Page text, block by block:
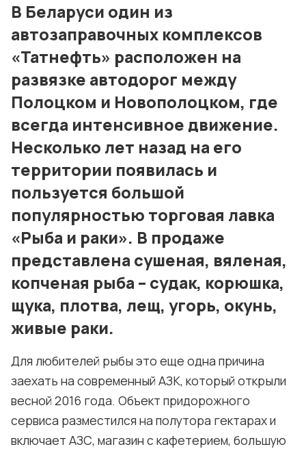
Видео
Условия использования материалов
Политика конфиденциальности и cookie
В Беларуси один из
автозаправочных комплексов
«Татнефть» расположен на
развязке автодорог между
Полоцком и Новополоцком, где
всегда интенсивное движение.
Несколько лет назад на его
территории появилась и
пользуется большой
популярностью торговая лавка
«Рыба и раки». В продаже
представлена сушеная, вяленая,
копченая рыба – судак, корюшка,
щука, плотва, лещ, угорь, окунь,
живые раки.
Для любителей рыбы это еще одна причина
заехать на современный АЗК, который открыли
весной 2016 года. Объект придорожного
сервиса разместился на полутора гектарах и
включает АЗС, магазин с кафетерием, большую